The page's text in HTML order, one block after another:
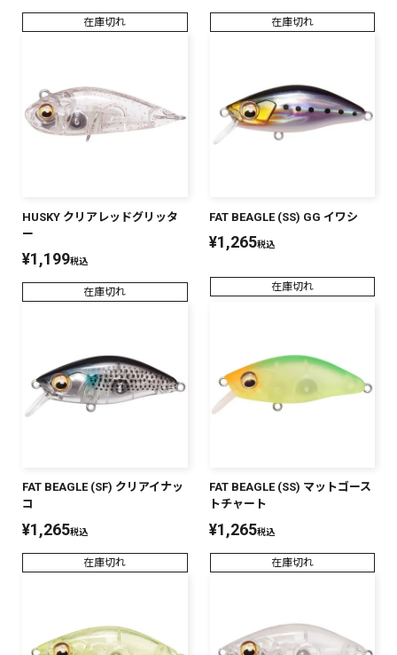
在庫切れ 在庫切れ
HUSKY クリアレッドグリッタ
ー
¥1,199税込
在庫切れ
FAT BEAGLE (SS) GG イワシ
¥1,265税込
在庫切れ
FAT BEAGLE (SF) クリアイナッ
コ
¥1,265税込
在庫切れ
FAT BEAGLE (SS) マットゴース
トチャート
¥1,265税込
在庫切れ